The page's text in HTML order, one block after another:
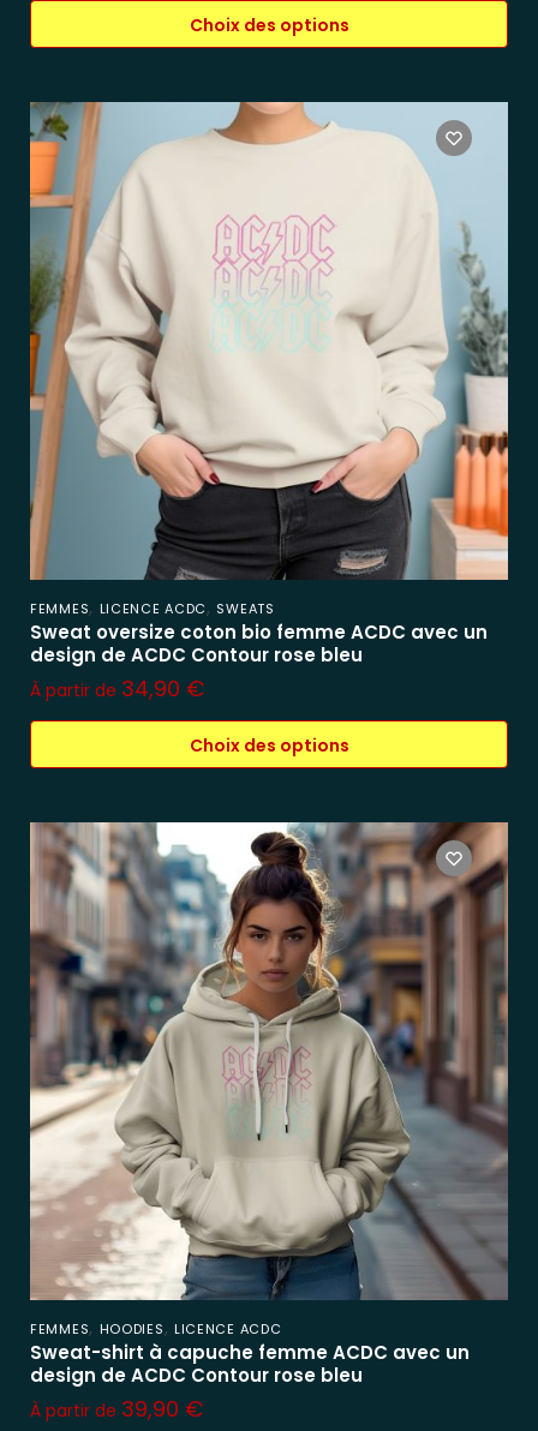
Choix des options
FEMMES, LICENCE ACDC, SWEATS
Sweat oversize coton bio femme ACDC avec un
design de ACDC Contour rose bleu
À partir de 34,90 €
Choix des options
FEMMES, HOODIES, LICENCE ACDC
Sweat-shirt à capuche femme ACDC avec un
design de ACDC Contour rose bleu
À partir de 39,90 €